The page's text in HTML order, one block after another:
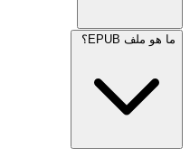
ما هو ملف EPUB؟